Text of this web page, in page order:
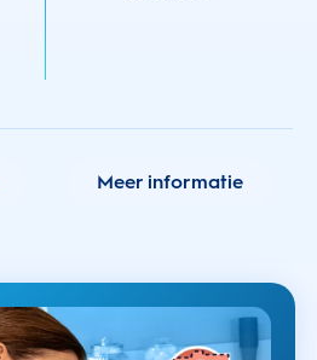
Meer informatie